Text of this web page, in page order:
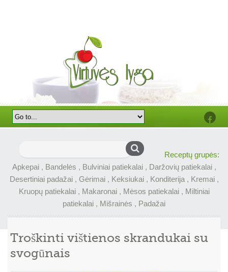
Receptų grupės:
Apkepai, Bandelės , Bulviniai patiekalai, Daržovių patiekalai,
Desertiniai padažai, Gėrimai, Keksiukai, Konditerija, Kremai,
Kruopų patiekalai, Makaronai, Mėsos patiekalai, Miltiniai
patiekalai , Mišrainės , Padažai
Troškinti vištienos skrandukai su
svogūnais